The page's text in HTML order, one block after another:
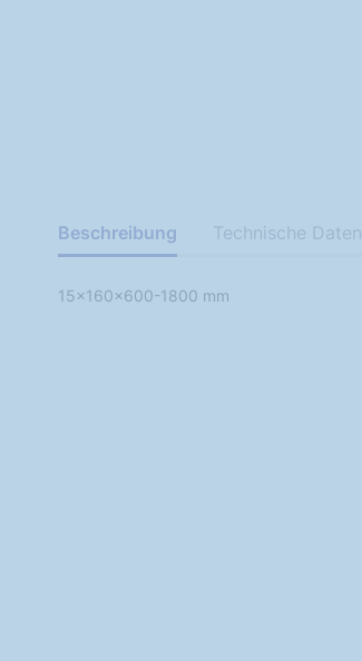
Beschreibung
15x160x600-1800 mm
Technische Daten